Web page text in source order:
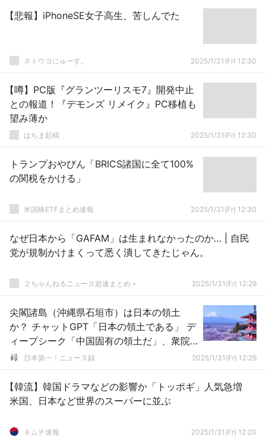
【悲報】iPhoneSE女子高生、苦しんでた
ネトウヨにゅーす。 2025/1/31(Fr) 12:30
【噂】PC版『グランツーリスモ7』開発中止
との報道！『デモンズ リメイク』PC移植も
望み薄か
はちま起稿 2025/1/31(Fr) 12:30
トランプおやびん「BRICS諸国に全て100%
の関税をかける」
米国株ETFまとめ速報 2025/1/31(Fr) 12:30
なぜ日本から「GAFAM」は生まれなかったのか… | 自民
党が規制かけまくって悉く潰してきたじゃん。
２ちゃんねるニュース超速まとめ＋ 2025/1/31(Fr) 12:29
尖閣諸島（沖縄県石垣市）は日本の領土
か？ チャットGPT「日本の領土である」 デ
ィープシーク「中国固有の領土だ」、衆院
予算委で懸念に
日本第一！ニュース録 2025/1/31(Fr) 12:29
【韓流】韓国ドラマなどの影響か「トッポギ」人気急増
米国、日本など世界のスーパーに並ぶ
キムチ速報 2025/1/31(Fr) 12:20